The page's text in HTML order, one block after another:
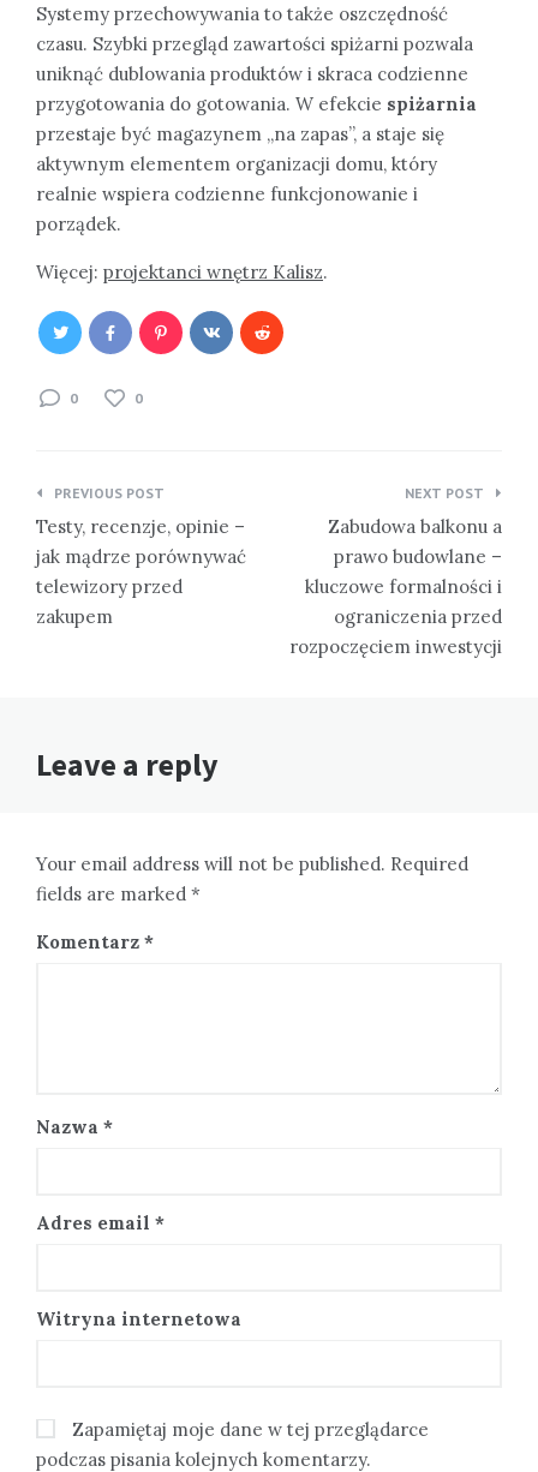
Systemy przechowywania to także oszczędność
czasu. Szybki przegląd zawartości spiżarni pozwala
uniknąć dublowania produktów i skraca codzienne
przygotowania do gotowania. W efekcie spiżarnia
przestaje być magazynem „na zapas”, a staje się
aktywnym elementem organizacji domu, który
realnie wspiera codzienne funkcjonowanie i
porządek.
Więcej: projektanci wnętrz Kalisz.
0 0
Nawigacja
wpisu
PREVIOUS POST
Testy, recenzje, opinie –
jak mądrze porównywać
telewizory przed
zakupem
NEXT POST
Zabudowa balkonu a
prawo budowlane –
kluczowe formalności i
ograniczenia przed
rozpoczęciem inwestycji
Leave a reply
Your email address will not be published. Required
fields are marked *
Komentarz *
Nazwa *
Adres email *
Witryna internetowa
Zapamiętaj moje dane w tej przeglądarce
podczas pisania kolejnych komentarzy.